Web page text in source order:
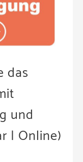
das
und
| Online)